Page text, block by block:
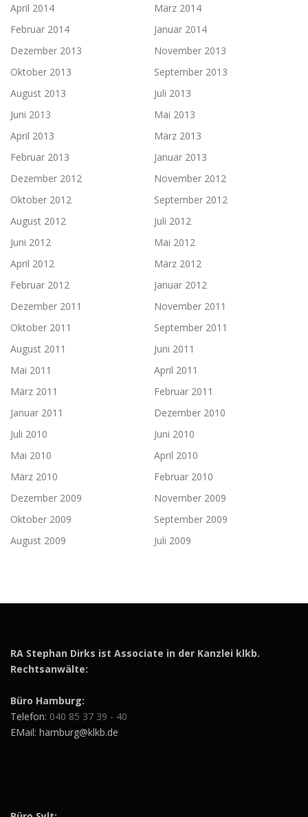
April 2014
März 2014
Februar 2014
Januar 2014
Dezember 2013
November 2013
Oktober 2013
September 2013
August 2013
Juli 2013
Juni 2013
Mai 2013
April 2013
März 2013
Februar 2013
Januar 2013
Dezember 2012
November 2012
Oktober 2012
September 2012
August 2012
Juli 2012
Juni 2012
Mai 2012
April 2012
März 2012
Februar 2012
Januar 2012
Dezember 2011
November 2011
Oktober 2011
September 2011
August 2011
Juni 2011
Mai 2011
April 2011
März 2011
Februar 2011
Januar 2011
Dezember 2010
Juli 2010
Juni 2010
Mai 2010
April 2010
März 2010
Februar 2010
Dezember 2009
November 2009
Oktober 2009
September 2009
August 2009
Juli 2009
RA Stephan Dirks ist Associate in der Kanzlei klkb.
Rechtsanwälte:
Büro Hamburg:
Telefon: 040 85 37 39 - 40
EMail: hamburg@klkb.de